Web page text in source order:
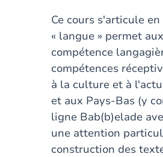
Ce cours s'articule
« langue » permet
compétence
compétences
à la culture et à
et aux Pays-Bas (y
ligne Bab(b)elade
une attention
construction des